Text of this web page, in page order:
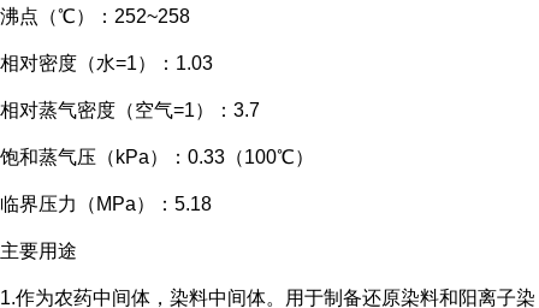
沸点（℃）： 252~258
相对密度（水=1）： 1.03
相对蒸气密度（空气=1）： 3.7
饱和蒸气压（ kPa）： 0.33 （100℃）
临界压力（ MPa）： 5.18
主要用途
1.作为农药中间体，染料中间体。用于制备还原染料和阳离子染